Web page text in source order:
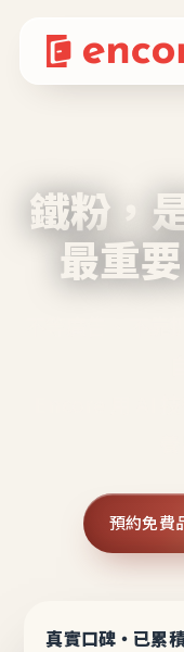
鐵粉，
最重
預約免費
真實口碑・已累